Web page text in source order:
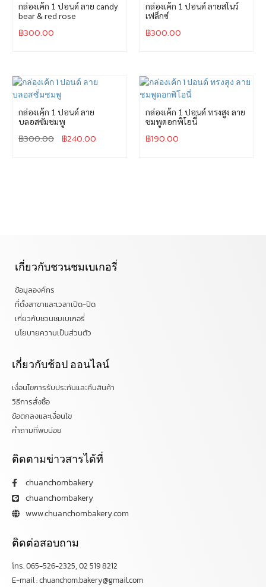
กล่องเค้ก 1 ปอนด์ ลาย candy
bear & red rose
฿300.00
กล่องเค้ก 1 ปอนด์ ลายสโนว์
เฟล็กซ์
฿300.00
กล่องเค้ก 1 ปอนด์ ลาย
บลอสซั่มชมพู
฿300.00 ฿240.00
กล่องเค้ก 1 ปอนด์ ทรงสูง ลาย
ชมพูดอกพิโอนี่
฿190.00
เกี่ยวกับชวนชมเบเกอรี่
ข้อมูลองค์กร
ที่ตั้งสาขาและเวลาเปิด-ปิด
เกี่ยวกับชวนชมเบเกอรี่
นโยบายความเป็นส่วนตัว
เกี่ยวกับช้อป ออนไลน์
เงื่อนไขการรับประกันและคืนสินค้า
วิธีการสั่งซื้อ
ข้อตกลงและเงื่อนไข
คำถามที่พบบ่อย
ติดตามข่าวสารได้ที่
chuanchombakery
chuanchombakery
www.chuanchombakery.com
ติดต่อสอบถาม
โทร. 065-526-2325, 02 519 8212
E-mail : chuanchom.bakery@gmail.com